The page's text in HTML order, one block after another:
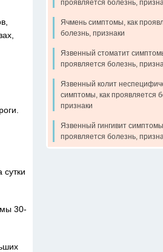
30-
проявляется болезнь,
Ячмень симптомы, как
болезнь, признаки
Язвенный стоматит
проявляется болезнь,
Язвенный колит
симптомы, как проявляется
признаки
Язвенный гингивит
проявляется болезнь,